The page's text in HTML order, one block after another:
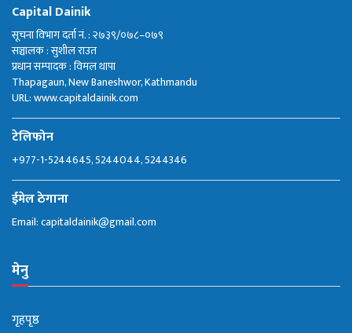
Capital Dainik
सूचना विभाग दर्ता नं. : २७३९/०७८–०७९
सञ्चालक : सुशील राउत
प्रधान सम्पादक : विमल थापा
Thapagaun, New Baneshwor, Kathmandu
URL: www.capitaldainik.com
टेलिफोन
+977-1-5244645, 5244044, 5244346
ईमेल ठेगाना
Email:capitaldainik@gmail.com
मेनु
गृहपृष्ठ